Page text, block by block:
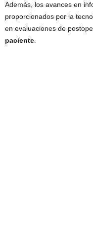
Además, los avances en
proporcionados por la
en evaluaciones de
paciente